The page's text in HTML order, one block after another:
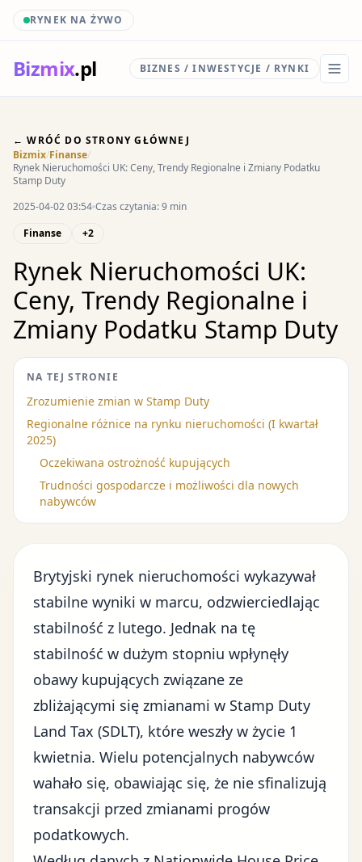
RYNEK NA ŻYWO
Bizmix.pl BIZNES / INWESTYCJE / RYNKI
← WRÓĆ DO STRONY GŁÓWNEJ
Bizmix/Finanse/
Rynek Nieruchomości UK: Ceny, Trendy Regionalne i Zmiany Podatku
Stamp Duty
2025-04-02 03:54 Czas czytania: 9 min
Finanse
+2
Rynek Nieruchomości UK:
Ceny, Trendy Regionalne i
Zmiany Podatku Stamp Duty
NA TEJ STRONIE
Zrozumienie zmian w Stamp Duty
Regionalne różnice na rynku nieruchomości (I kwartał
2025)
Oczekiwana ostrożność kupujących
Trudności gospodarcze i możliwości dla nowych
nabywców
Brytyjski rynek nieruchomości wykazywał
stabilne wyniki w marcu, odzwierciedlając
stabilność z lutego. Jednak na tę
stabilność w dużym stopniu wpłynęły
obawy kupujących związane ze
zbliżającymi się zmianami w Stamp Duty
Land Tax (SDLT), które weszły w życie 1
kwietnia. Wielu potencjalnych nabywców
wahało się, obawiając się, że nie sfinalizują
transakcji przed zmianami progów
podatkowych.